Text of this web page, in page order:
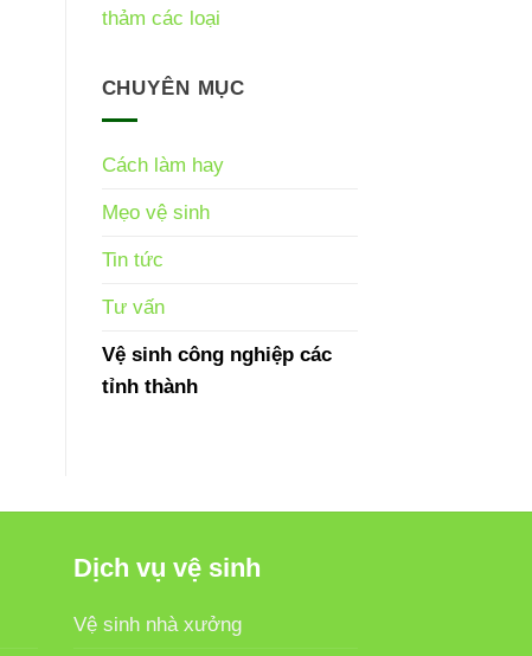
thảm các loại
CHUYÊN MỤC
Cách làm hay
Mẹo vệ sinh
Tin tức
Tư vấn
Vệ sinh công nghiệp các
tỉnh thành
Dịch vụ vệ sinh
Vệ sinh nhà xưởng